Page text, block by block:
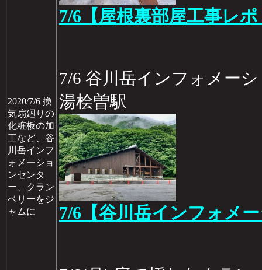
2020/7/6 換
気扇廻りの
化粧板の加
工など、谷
川岳インフ
ォメーショ
ンセンタ
ー、クラン
ベリーをジ
ャムに
7/6【屋根裏部屋工事レポ
7/6 谷川岳インフォメー
湯桧曽駅
7/6【谷川岳インフォメ